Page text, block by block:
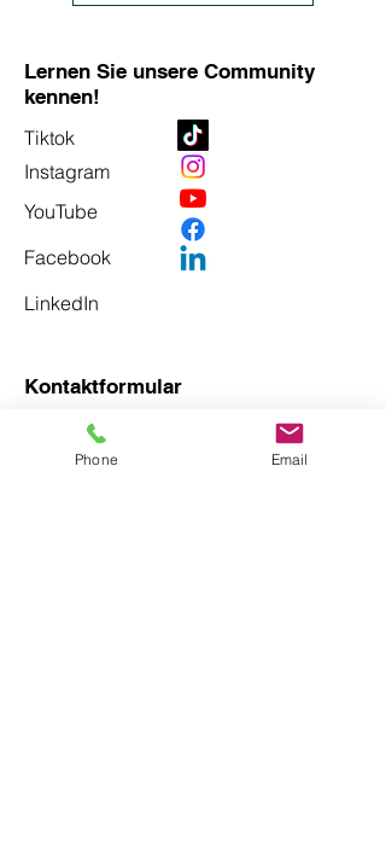
Lernen Sie unsere Community
kennen!
Tiktok
Instagram
YouTube
Facebook
LinkedIn
Kontaktformular
Vorname*
Phone Email